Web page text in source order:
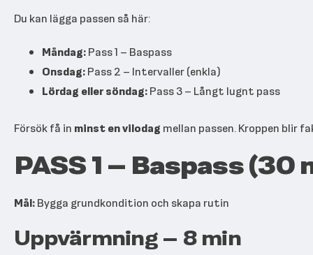
Du kan lägga passen så här:
Måndag:Pass 1 – Baspass
Onsdag:Pass 2 – Intervaller (enkla)
Lördag eller söndag:Pass 3 – Långt lugnt pass
Försök få in minst en vilodag mellan passen. Kroppen blir
PASS 1 – Baspass (30
Mål:Bygga grundkondition och skapa rutin
Uppvärmning – 8 min